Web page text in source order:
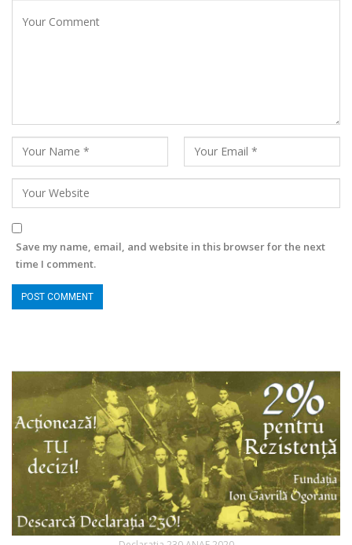
Save my name, email, and website in this browser for the next
time I comment.